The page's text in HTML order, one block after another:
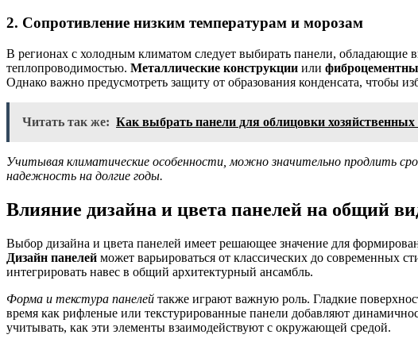
2. Сопротивление низким температурам и морозам
В регионах с холодным климатом следует выбирать панели, обладающие
теплопроводимостью. Металлические конструкции или
Однако важно предусмотреть защиту от образования конденсата, чтобы
Читать так же: Как выбрать панели для облицовки хозяйственных
Учитывая климатические особенности, можно значительно продлить
надежность на долгие годы.
Влияние дизайна и цвета панелей на общий
Выбор дизайна и цвета панелей имеет решающее значение для
Дизайн панелей может варьироваться от классических до современных
интегрировать навес в общий архитектурный ансамбль.
Форма и текстура панелей также играют важную роль. Гладкие
время как рифленые или текстурированные панели добавляют
учитывать, как эти элементы взаимодействуют с окружающей средой.